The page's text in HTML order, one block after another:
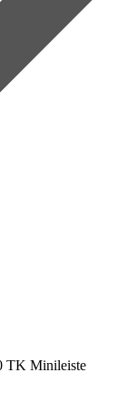
TK Minileiste